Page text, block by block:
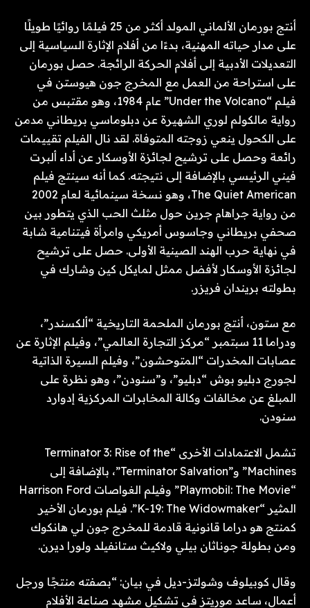
أنتج بورمان الألماني المولد أكثر من 25 فيلمًا روائيًا طويلًا
على مدار حياته المهنية، بدءًا من أفلام الإثارة السياسية إلى
التعديلات الأدبية إلى أفلام الحركة الرائجة. حصل بورمان
على استراحة من العمل مع المخرج جون هيوستن في
فيلم “Under the Volcano” عام 1984، وهو مقتبس من
رواية مالكولم لوري الشهيرة عن دبلوماسي بريطاني مدمن
على الكحول ينعي زوجته المتوفاة. لقد نال الفيلم تقييمات
رائعة وحصل على ترشيح لجائزة الأوسكار عن أداء ألبرت
فيني الرئيسي بالإضافة إلى نتيجته. كما أنه سينتج فيلم
The Quiet American، وهو نسخة سينمائية لعام 2002
من رواية جراهام جرين حول مثلث الحب الذي يتطور بين
صحفي بريطاني وجاسوس أمريكي وامرأة فيتنامية شابة
في نهاية حرب الهند الصينية الأولى. حصل على ترشيح
لجائزة الأوسكار لأفضل ممثل لمايكل كين وشارك في
بطولته بريندان فريزر.
مع ستون، أنتج بورمان الملحمة التاريخية “ألكسندر”،
ودراما 11 سبتمبر “مركز التجارة العالمي”، وفيلم الإثارة عن
عصابات المخدرات “المتوحشون”، وفيلم السيرة الذاتية
لجورج دبليو بوش “دبليو”، و”سنودن”، وهو نظرة على
المبلغ عن مخالفات وكالة المخابرات المركزية إدوارد
سنودن.
تشمل الاعتمادات الأخرى “Terminator 3: Rise of the
Machines” و”Terminator Salvation”، بالإضافة إلى
“Playmobil: The Movie” وفيلم الغواصات Harrison Ford
المثير “K-19: The Widowmaker”. فيلم بورمان الأخير
كمنتج هو دراما قانونية قادمة للمخرج جون لي هانكوك
ومن بطولة جوناثان بيلي ولاكيث ستانفيلد ولورا ديرن.
وقال كوبيلوف وشولتز-ديل في بيان: “بصفته منتجًا ورجل
أعمال، ساعد موريتز في تشكيل مشهد صناعة الأفلام